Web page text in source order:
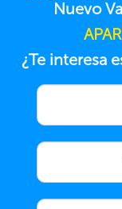
Nuevo
¿Te interesa